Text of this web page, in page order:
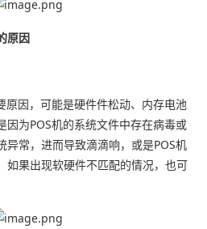
原因
因，可能是硬件件松动、内存电池
因为POS机的系统文件中存在病毒或
异常，进而导致滴滴响，或是POS机
如果出现软硬件不匹配的情况，也可